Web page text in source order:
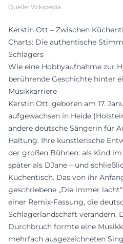
Quelle: Wikipedia
Kerstin Ott – Zwischen
Charts: Die authentische
Schlagers
Wie eine Hobbyaufnahme zur
berührende Geschichte hinter
Musikkarriere
Kerstin Ott, geboren am 17.
aufgewachsen in Heide
andere deutsche Sängerin für
Haltung. Ihre künstlerische
der großen Bühnen: als Kind
später als DJane – und
Küchentisch. Das von ihr
geschriebene „Die immer
einer Remix-Fassung, die
Schlagerlandschaft verändern.
Durchbruch formte eine
mehrfach ausgezeichneten